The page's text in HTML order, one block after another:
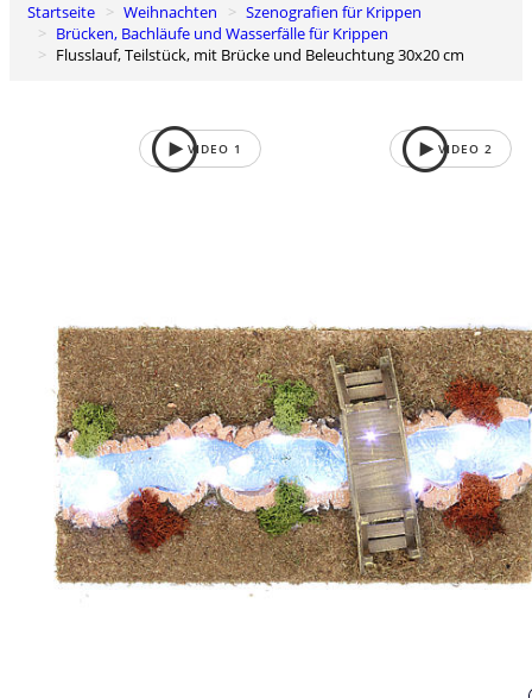
0
Warenkorb
Startseite Weihnachten
Szenografien für Krippen
Brücken, Bachläufe und Wasserfälle für Krippen
Flusslauf, Teilstück, mit Brücke und Beleuchtung 30x20 cm
VIDEO 1 VIDEO 2